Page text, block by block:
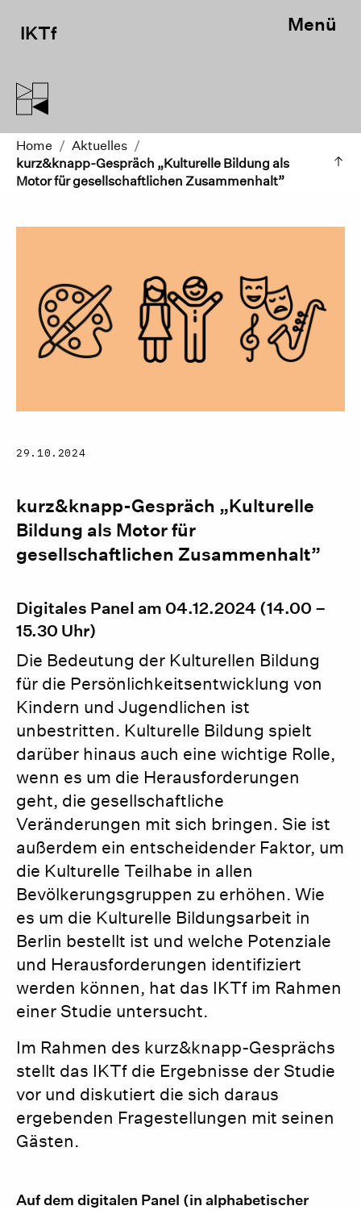
IKTf Menü
Home / Aktuelles /
kurz&knapp-Gespräch „Kulturelle Bildung als
Motor für gesellschaftlichen Zusammenhalt”
29.10.2024
kurz&knapp-Gespräch „Kulturelle
Bildung als Motor für
gesellschaftlichen Zusammenhalt”
Digitales Panel am 04.12.2024 (14.00 –
15.30 Uhr)
Die Bedeutung der Kulturellen Bildung
für die Persönlichkeitsentwicklung von
Kindern und Jugendlichen ist
unbestritten. Kulturelle Bildung spielt
darüber hinaus auch eine wichtige Rolle,
wenn es um die Herausforderungen
geht, die gesellschaftliche
Veränderungen mit sich bringen. Sie ist
außerdem ein entscheidender Faktor, um
die Kulturelle Teilhabe in allen
Bevölkerungsgruppen zu erhöhen. Wie
es um die Kulturelle Bildungsarbeit in
Berlin bestellt ist und welche Potenziale
und Herausforderungen identifiziert
werden können, hat das IKTf im Rahmen
einer Studie untersucht.
Im Rahmen des kurz&knapp-Gesprächs
stellt das IKTf die Ergebnisse der Studie
vor und diskutiert die sich daraus
ergebenden Fragestellungen mit seinen
Gästen.
Auf dem digitalen Panel (in alphabetischer